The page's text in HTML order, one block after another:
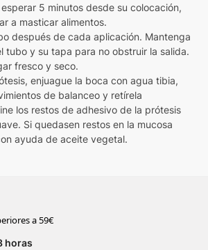
5 minutos desde su colocación,
a masticar alimentos.
después de cada aplicación. Mantenga
tubo y su tapa para no obstruir la salida.
fresco y seco.
enjuague la boca con agua tibia,
de balanceo y retírela
los restos de adhesivo de la prótesis
Si quedasen restos en la mucosa
ayuda de aceite vegetal.
a 59€
horas